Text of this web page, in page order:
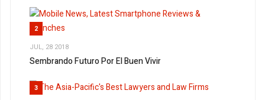
2
JUL, 28 2018
Sembrando Futuro Por El Buen Vivir
3